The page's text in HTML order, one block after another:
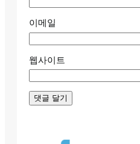
이메일
웹사이트